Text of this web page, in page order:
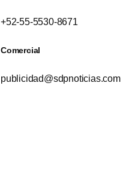
+52-55-5530-8671
Comercial
publicidad@sdpnoticias.com